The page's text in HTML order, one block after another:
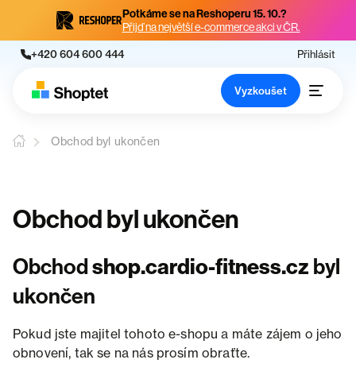
Potkáme se na Reshoperu 15. 10.?
Přijď na největší e-commerce akci v ČR.
+420 604 600 444 Přihlásit
Vyzkoušet
Obchod byl ukončen
Obchod byl ukončen
Obchodshop.cardio-fitness.cz byl
ukončen
Pokud jste majitel tohoto e-shopu a máte zájem o jeho
obnovení, tak se na nás prosím obraťte.